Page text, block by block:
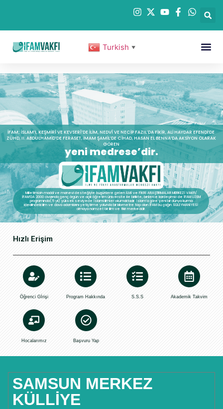
Turkish ▼
İFAM; İSLAM’I, KEŞMIRÎ VE KEVSERÎ’DE ILIM, NEDVÎ VE NECIP FAZIL’DA FIKIR, ALI HAYDAR EFENDI’DE
ZÜHD, II. ABDULHAMID’DE FERASET, İMAM ŞAMIL’DE CIHAD, HASAN EL BENNA’DA AKSIYON OLARAK
GÖREN
yeni medrese’dir.
Milletimizin maddi ve manevi desteğiyle bugünlere gelen İLMİ ve FİKRİ ARAŞTIRMALAR MERKEZİ VAKFI/
İFAM’DA 2000 civarında genç örgün ve açık öğretim üniversite ile birlikte; binlerce kardeşimiz de İFAM UZEM
programında(5 yıl) yüksek seviyede İslami ilimler okumaktadır. İslam’a göre yeni bir dünya kurma
idealindeki ilim ve dava adamlarını yetiştirme yolunda bir kilometre taşı olan İFAM bu çağın SÜLEYMANİYESİ
olmaya namzet bir ilim ve fikir merkezidir.
Hızlı Erişim
Öğrenci Gİrişi Program Hakkında S.S.S Akademik Takvim
Hocalarımız Başvuru Yap
SAMSUN MERKEZ
KÜLLIYE